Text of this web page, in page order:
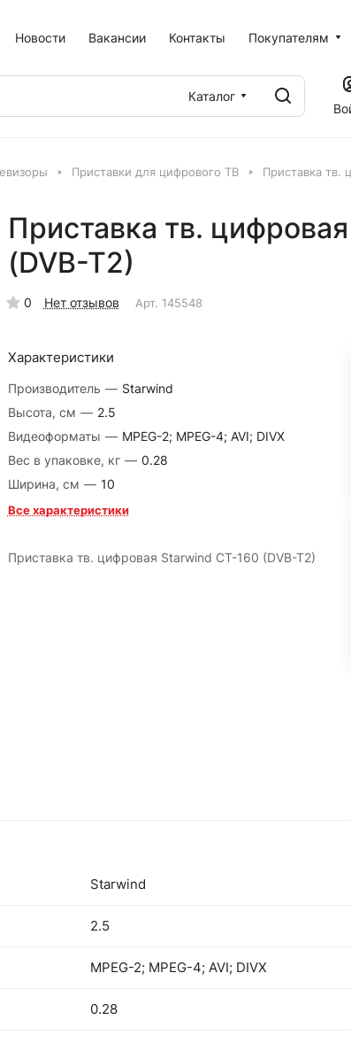
Новости Вакансии Контакты Покупателям
Каталог
Приставки для цифрового ТВ Приставка тв.
Приставка тв.
(DVB-T2)
0 Нет отзывов Арт. 145548
Характеристики
Производитель — Starwind
Высота, см — 2.5
Видеоформаты — MPEG-2; MPEG-4; AVI; DIVX
Вес в упаковке, кг — 0.28
Ширина, см — 10
Все характеристики
Приставка тв. цифровая Starwind CT-160 (DVB-T2)
Starwind
2.5
MPEG-2; MPEG-4; AVI; DIVX
0.28